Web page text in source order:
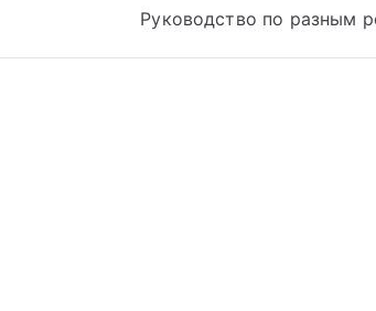
Руководство по разным